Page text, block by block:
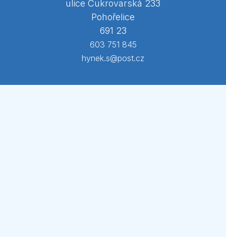
ulice Cukrovarská 233
Pohořelice
691 23
603 751 845
hynek.s@post.cz